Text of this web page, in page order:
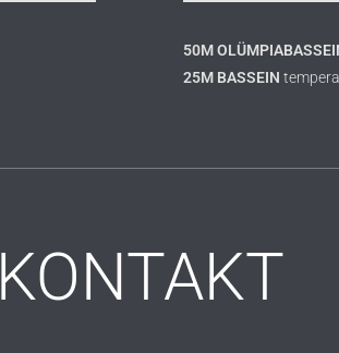
50M
25M BASSEIN
KONTAKT